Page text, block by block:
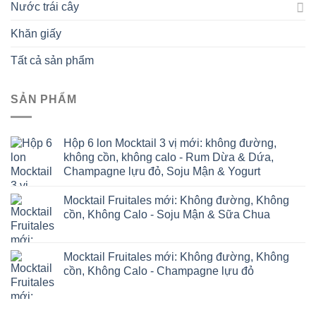
Nước trái cây
Khăn giấy
Tất cả sản phẩm
SẢN PHẨM
Hộp 6 lon Mocktail 3 vị mới: không đường,
không cồn, không calo - Rum Dừa & Dứa,
Champagne lựu đỏ, Soju Mận & Yogurt
Mocktail Fruitales mới: Không đường, Không
cồn, Không Calo - Soju Mận & Sữa Chua
Mocktail Fruitales mới: Không đường, Không
cồn, Không Calo - Champagne lựu đỏ